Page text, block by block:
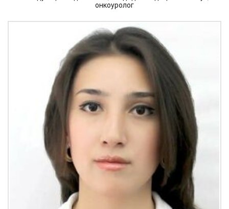
онкоуролог